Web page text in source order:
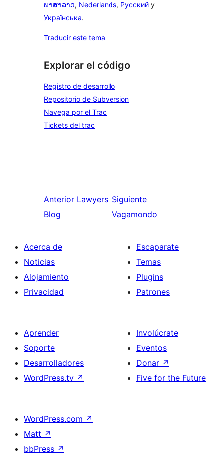
ພາສາລາວ, Nederlands, Русский y
Українська.
Traducir este tema
Explorar el código
Registro de desarrollo
Repositorio de Subversion
Navega por el Trac
Tickets del trac
Anterior Lawyers
Blog
Siguiente
Vagamondo
Acerca de
Noticias
Alojamiento
Privacidad
Escaparate
Temas
Plugins
Patrones
Aprender
Soporte
Desarrolladores
WordPress.tv ↗
Involúcrate
Eventos
Donar ↗
Five for the Future
WordPress.com ↗
Matt ↗
bbPress ↗